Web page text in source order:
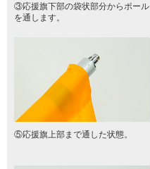
③応援旗下部の袋状部分からポール
を通します。
⑤応援旗上部まで通した状態。